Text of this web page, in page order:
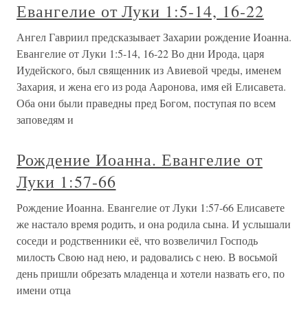
Евангелие от Луки 1:5-14, 16-22
Ангел Гавриил предсказывает Захарии рождение Иоанна.
Евангелие от Луки 1:5-14, 16-22 Во дни Ирода, царя
Иудейского, был священник из Авиевой чреды, именем
Захария, и жена его из рода Ааронова, имя ей Елисавета.
Оба они были праведны пред Богом, поступая по всем
заповедям и
Рождение Иоанна. Евангелие от
Луки 1:57-66
Рождение Иоанна. Евангелие от Луки 1:57-66 Елисавете
же настало время родить, и она родила сына. И услышали
соседи и родственники её, что возвеличил Господь
милость Свою над нею, и радовались с нею. В восьмой
день пришли обрезать младенца и хотели назвать его, по
имени отца